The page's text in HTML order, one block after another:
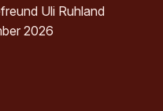
Uli Ruhland
2026